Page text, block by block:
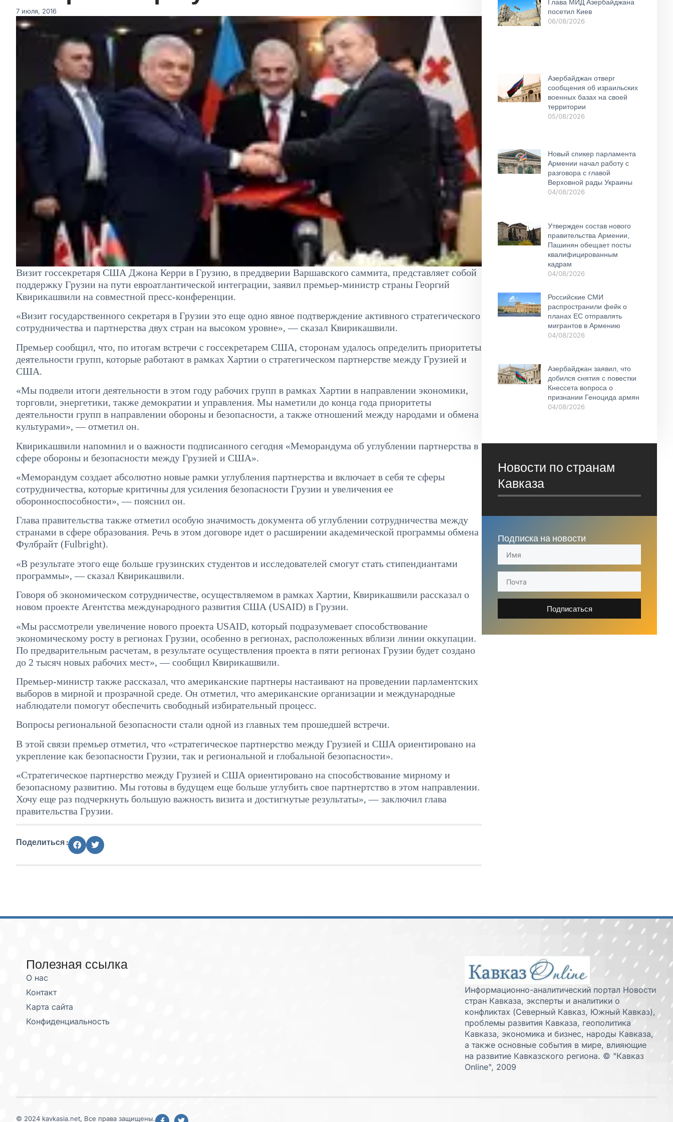
7 июля, 2016
Визит госсекретаря США Джона Керри в Грузию, в преддверии Варшавского саммита, представляет собой
поддержку Грузии на пути евроатлантической интеграции, заявил премьер-министр страны Георгий
Квирикашвили на совместной пресс-конференции.
«Визит государственного секретаря в Грузии это еще одно явное подтверждение активного стратегического
сотрудничества и партнерства двух стран на высоком уровне», — сказал Квирикашвили.
Премьер сообщил, что, по итогам встречи с госсекретарем США, сторонам удалось определить приоритеты
деятельности групп, которые работают в рамках Хартии о стратегическом партнерстве между Грузией и
США.
«Мы подвели итоги деятельности в этом году рабочих групп в рамках Хартии в направлении экономики,
торговли, энергетики, также демократии и управления. Мы наметили до конца года приоритеты
деятельности групп в направлении обороны и безопасности, а также отношений между народами и обмена
культурами», — отметил он.
Квирикашвили напомнил и о важности подписанного сегодня «Меморандума об углублении партнерства в
сфере обороны и безопасности между Грузией и США».
«Меморандум создает абсолютно новые рамки углубления партнерства и включает в себя те сферы
сотрудничества, которые критичны для усиления безопасности Грузии и увеличения ее
оборонноспособности», — пояснил он.
Глава правительства также отметил особую значимость документа об углублении сотрудничества между
странами в сфере образования. Речь в этом договоре идет о расширении академической программы обмена
Фулбрайт (Fulbright).
«В результате этого еще больше грузинских студентов и исследователей смогут стать стипендиантами
программы», — сказал Квирикашвили.
Говоря об экономическом сотрудничестве, осуществляемом в рамках Хартии, Квирикашвили рассказал о
новом проекте Агентства международного развития США (USAID) в Грузии.
«Мы рассмотрели увеличение нового проекта USAID, который подразумевает способствование
экономическому росту в регионах Грузии, особенно в регионах, расположенных вблизи линии оккупации.
По предварительным расчетам, в результате осуществления проекта в пяти регионах Грузии будет создано
до 2 тысяч новых рабочих мест», — сообщил Квирикашвили.
Премьер-министр также рассказал, что американские партнеры настаивают на проведении парламентских
выборов в мирной и прозрачной среде. Он отметил, что американские организации и международные
наблюдатели помогут обеспечить свободный избирательный процесс.
Вопросы региональной безопасности стали одной из главных тем прошедшей встречи.
В этой связи премьер отметил, что «стратегическое партнерство между Грузией и США ориентировано на
укрепление как безопасности Грузии, так и региональной и глобальной безопасности».
«Стратегическое партнерство между Грузией и США ориентировано на способствование мирному и
безопасному развитию. Мы готовы в будущем еще больше углубить свое партнертство в этом направлении.
Хочу еще раз подчеркнуть большую важность визита и достигнутые результаты», — заключил глава
правительства Грузии.
Поделиться :
Глава МИД Азербайджана
посетил Киев
06/08/2026
Азербайджан отверг
сообщения об израильских
военных базах на своей
территории
05/08/2026
Новый спикер парламента
Армении начал работу с
разговора с главой
Верховной рады Украины
04/08/2026
Утвержден состав нового
правительства Армении,
Пашинян обещает посты
квалифицированным
кадрам
04/08/2026
Российские СМИ
распространили фейк о
планах ЕС отправлять
мигрантов в Армению
04/08/2026
Азербайджан заявил, что
добился снятия с повестки
Кнессета вопроса о
признании Геноцида армян
04/08/2026
Новости по странам
Кавказа
Подписка на новости
Подписаться
Полезная ссылка
О нас
Контакт
Карта сайта
Конфиденциальность
Информационно-аналитический портал Новости
стран Кавказа, эксперты и аналитики о
конфликтах (Северный Кавказ, Южный Кавказ),
проблемы развития Кавказа, геополитика
Кавказа, экономика и бизнес, народы Кавказа,
а также основные события в мире, влияющие
на развитие Кавказского региона. © "Кавказ
Online", 2009
© 2024 kavkasia.net, Все права защищены.